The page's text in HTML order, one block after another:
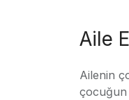
Aile
Ailenin
çocuğun